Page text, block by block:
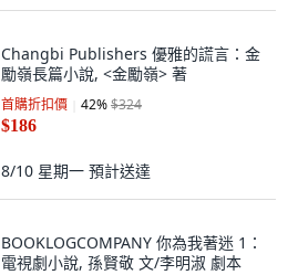
Changbi Publishers 優雅的謊言：金
勵嶺長篇小說, <金勵嶺> 著
首購折扣價 42%$324
$186
8/10 星期一 預計送達
BOOKLOGCOMPANY 你為我著迷 1：
電視劇小說, 孫賢敬 文/李明淑 劇本